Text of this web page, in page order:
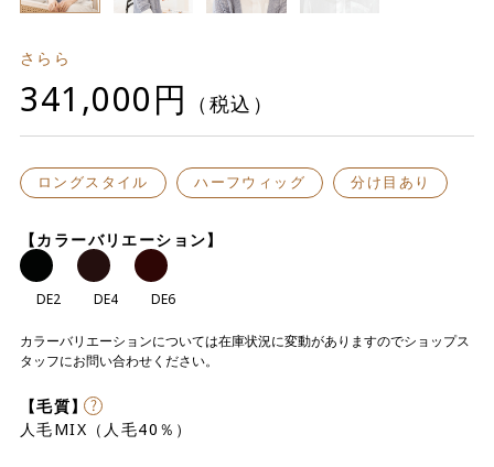
さらら
341,000円 （税込）
ロングスタイル ハーフウィッグ 分け目あり
【カラーバリエーション】
DE2 DE4 DE6
カラーバリエーションについては在庫状況に変動がありますのでショップス
タッフにお問い合わせください。
【毛質】
人毛MIX（人毛40％）